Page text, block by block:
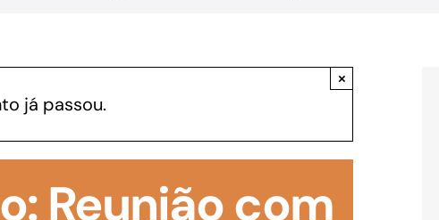
realizar obras, dentre outros serviços
já passou.
×
Reunião com